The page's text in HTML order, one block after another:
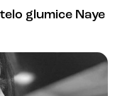
glumice Naye